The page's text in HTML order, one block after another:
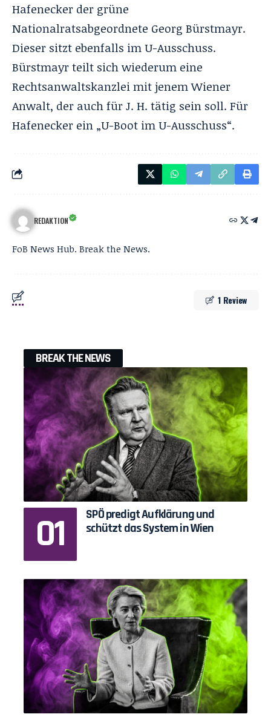
Hafenecker der grüne
Nationalratsabgeordnete Georg Bürstmayr.
Dieser sitzt ebenfalls im U-Ausschuss.
Bürstmayr teilt sich wiederum eine
Rechtsanwaltskanzlei mit jenem Wiener
Anwalt, der auch für J. H. tätig sein soll. Für
Hafenecker ein „U-Boot im U-Ausschuss“.
REDAKTION
FoB News Hub. Break the News.
1 Review
BREAK THE NEWS
SPÖ predigt Aufklärung und
schützt das System in Wien